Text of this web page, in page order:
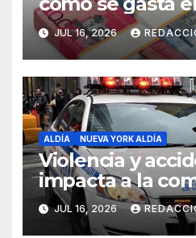
Seguro Familiar
JUL 16, 2026
ALDÍA NUEVA YORK ALDÍA
Violencia y
impacta a la
dominicana
JUL 16, 2026